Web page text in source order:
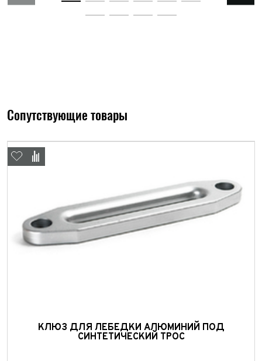
Сопутствующие товары
КЛЮЗ ДЛЯ ЛЕБЕДКИ АЛЮМИНИЙ ПОД
СИНТЕТИЧЕСКИЙ ТРОС